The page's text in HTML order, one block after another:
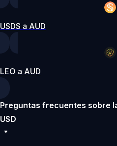
USDS a AUD
LEO a AUD
Preguntas frecuentes sobre
USD